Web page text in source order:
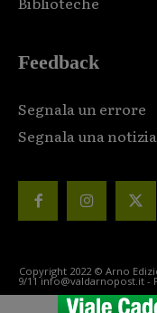
Feedback
Segnala un errore
Segnala una notizia
Copyright 2022 © Arno
9/11 info@valdarnopost.it -